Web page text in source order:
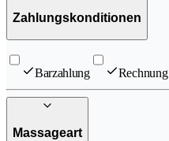
Zahlungskonditionen
Barzahlung Rechnung
Massageart